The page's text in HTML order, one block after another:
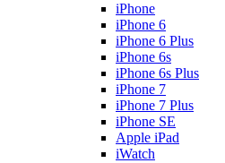
iPhone
iPhone 6
iPhone 6 Plus
iPhone 6s
iPhone 6s Plus
iPhone 7
iPhone 7 Plus
iPhone SE
Apple iPad
iWatch